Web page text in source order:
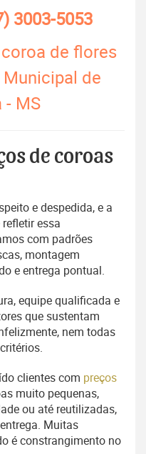
3003-5053
de flores
de
- MS
de coroas
e despedida, e a
essa
com padrões
montagem
e entrega pontual.
equipe qualificada e
que sustentam
nem todas
clientes com preços
muito pequenas,
ou até reutilizadas,
Muitas
é constrangimento no